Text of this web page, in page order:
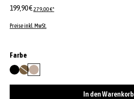
199,90 €279,00 €*
Preise inkl. MwSt.
Farbe
black/gold
military
(Diese Option ist zurzeit nicht verfügbar.)
siena
In den Warenkorb